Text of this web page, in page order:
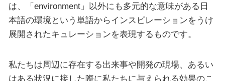
は、「environment」以外にも多元的な意味がある日
本語の環境という単語からインスピレーションをうけ
展開されたキュレーションを表現するものです。
私たちは周辺に存在する出来事や開発の現場、あるい
はある状況に接した際に私たちに与えられる効果のこ